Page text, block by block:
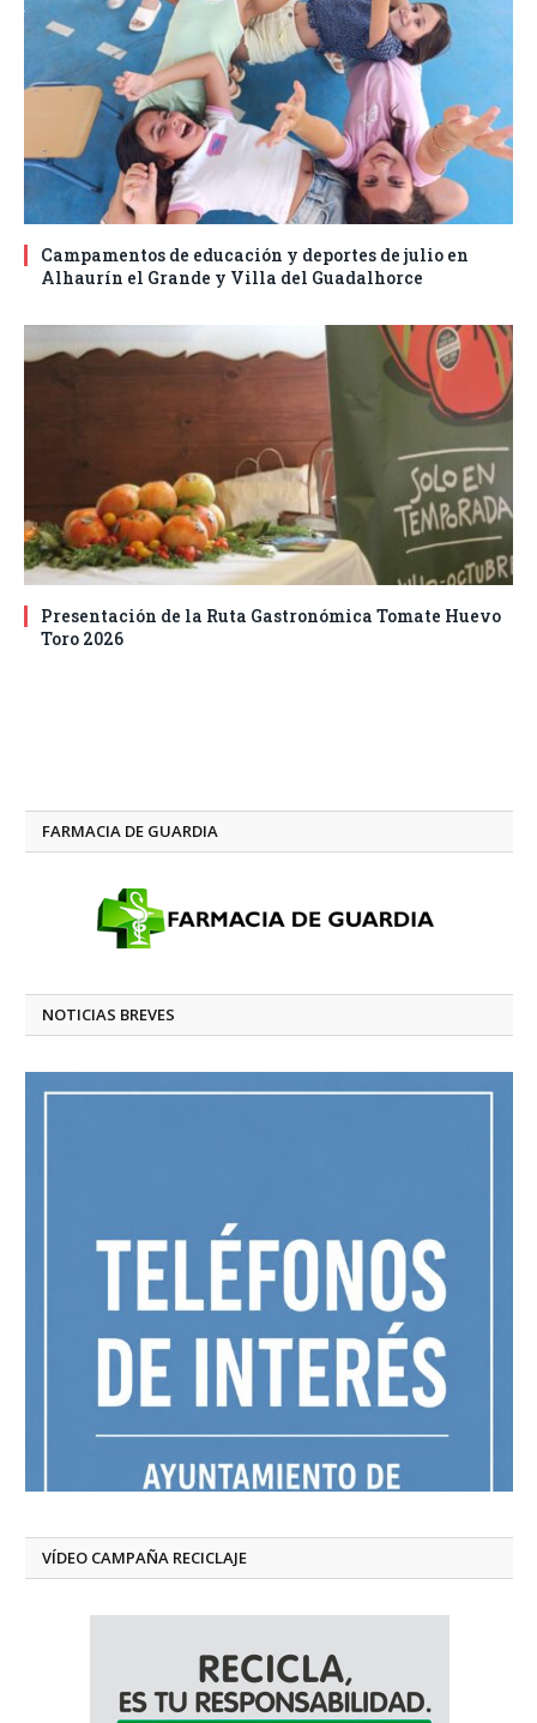
Campamentos de educación y deportes de julio en
Alhaurín el Grande y Villa del Guadalhorce
Presentación de la Ruta Gastronómica Tomate Huevo
Toro 2026
FARMACIA DE GUARDIA
NOTICIAS BREVES
VÍDEO CAMPAÑA RECICLAJE